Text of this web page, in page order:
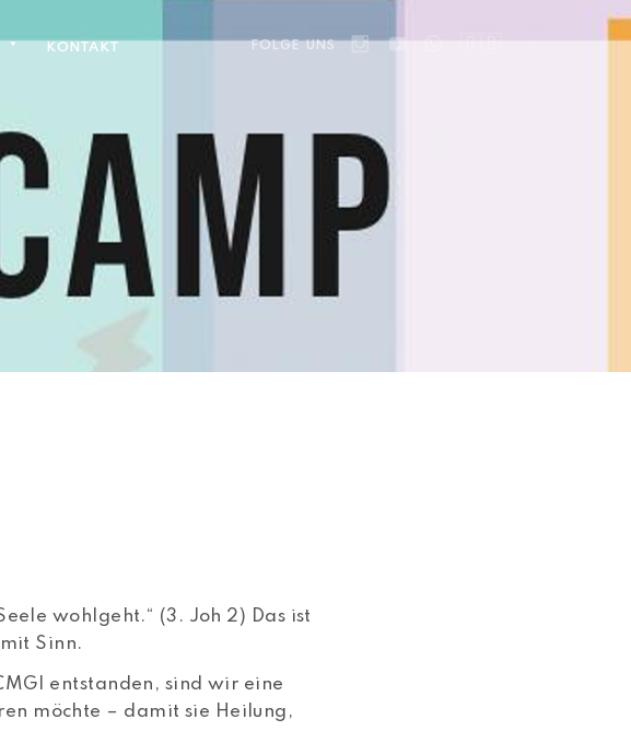
KONTAKT FOLGE UNS 🇬🇧
wohlgeht.“ (3. Joh 2) Das ist
Sinn.
entstanden, sind wir eine
möchte – damit sie Heilung,